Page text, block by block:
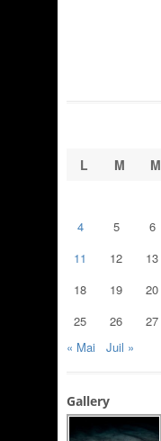
L
M M
4
5 6
11
12 13
18
19 20
25
26 27
« Mai
Juil »
Gallery